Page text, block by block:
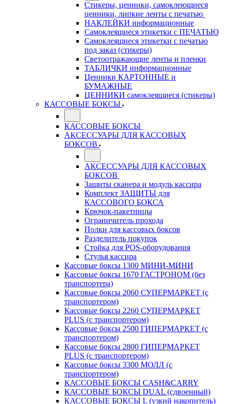
Стикеры, ценники, самоклеющиеся
ценники, липкие ленты с печатью
НАКЛЕЙКИ информационные
Самоклеящиеся этикетки с ПЕЧАТЬЮ
Самоклеящиеся этикетки с печатью
под заказ (стикеры)
Светоотражающие ленты и пленки
ТАБЛИЧКИ информационные
Ценники КАРТОННЫЕ и
БУМАЖНЫЕ
ЦЕННИКИ самоклеящиеся (стикеры)
КАССОВЫЕ БОКСЫ
КАССОВЫЕ БОКСЫ
АКСЕССУАРЫ ДЛЯ КАССОВЫХ
БОКСОВ
АКСЕССУАРЫ ДЛЯ КАССОВЫХ
БОКСОВ
Защиты сканера и модуль кассира
Комплект ЗАЩИТЫ для
КАССОВОГО БОКСА
Крючок-пакетницы
Ограничитель прохода
Полки для кассовых боксов
Разделитель покупок
Стойка для POS-оборудования
Стулья кассира
Кассовые боксы 1300 МИНИ-МИНИ
Кассовые боксы 1670 ГАСТРОНОМ (без
транспортера)
Кассовые боксы 2060 СУПЕРМАРКЕТ (с
транспортером)
Кассовые боксы 2260 СУПЕРМАРКЕТ
PLUS (с транспортером)
Кассовые боксы 2500 ГИПЕРМАРКЕТ (с
транспортером)
Кассовые боксы 2800 ГИПЕРМАРКЕТ
PLUS (с транспортером)
Кассовые боксы 3300 МОЛЛ (с
транспортером)
КАССОВЫЕ БОКСЫ CASH&CARRY
КАССОВЫЕ БОКСЫ DUAL (сдвоенный)
КАССОВЫЕ БОКСЫ L (узкий накопитель)